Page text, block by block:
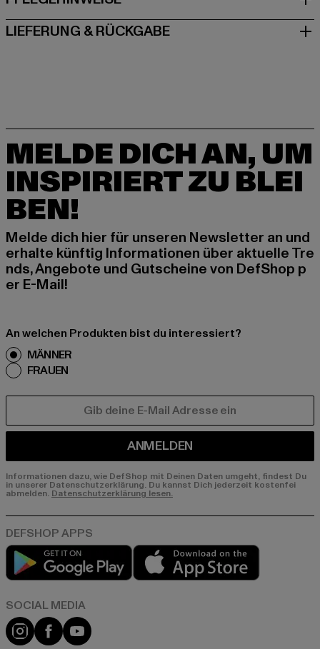
LIEFERUNG & RÜCKGABE
MELDE DICH AN, UM
INSPIRIERT ZU BLEI
BEN!
Melde dich hier für unseren Newsletter an und
erhalte künftig Informationen über aktuelle Tre
nds, Angebote und Gutscheine von DefShop p
er E-Mail!
An welchen Produkten bist du interessiert?
MÄNNER
FRAUEN
ANMELDEN
Informationen dazu, wie DefShop mit Deinen Daten umgeht, findest Du
in unserer Datenschutzerklärung. Du kannst Dich jederzeit kostenfei
abmelden. Datenschutzerklärung lesen.
Play market
Instagram
FacebookYouTube